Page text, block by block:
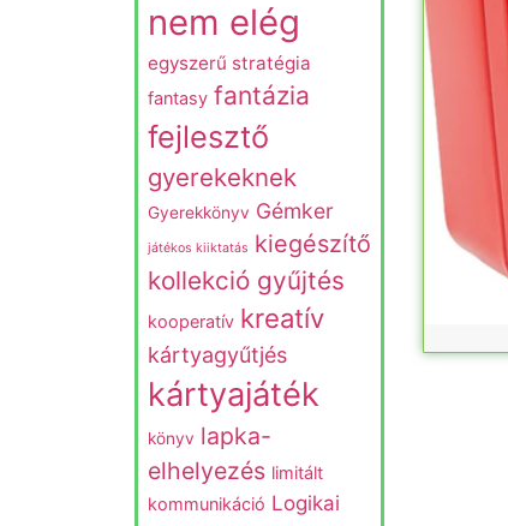
nem elég
egyszerű stratégia
fantasy fantázia
fejlesztő
gyerekeknek
Gyerekkönyv Gémker
játékos kiiktatás kiegészítő
kollekció gyűjtés
kooperatív kreatív
kártyagyűtjés
kártyajáték
könyv lapka-
elhelyezés limitált
kommunikáció Logikai